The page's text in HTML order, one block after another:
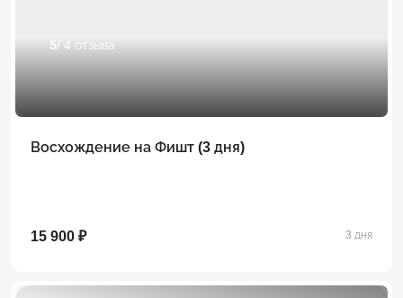
5/ 4 отзыва
Восхождение на Фишт (3 дня)
15 900 ₽ 3 дня